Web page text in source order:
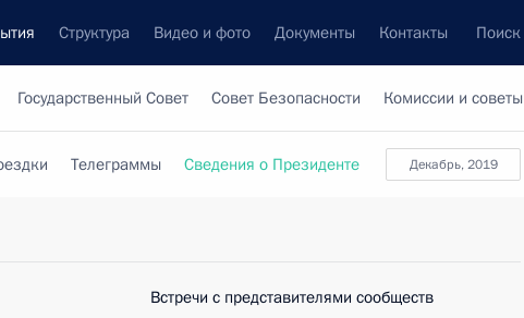
Структура Видео и фото Документы Контакты Поиск
Государственный Совет Совет Безопасности Комиссии и советы
декабрь, 2019
Телеграммы Сведения о Президенте
Встречи с представителями сообществ